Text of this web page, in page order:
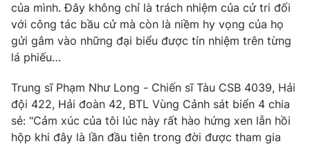
của mình. Đây không chỉ là trách nhiệm của cử tri đối
với công tác bầu cử mà còn là niềm hy vọng của họ
gửi gắm vào những đại biểu được tín nhiệm trên từng
lá phiếu…
Trung sĩ Phạm Như Long - Chiến sĩ Tàu CSB 4039, Hải
đội 422, Hải đoàn 42, BTL Vùng Cảnh sát biển 4 chia
sẻ: "Cảm xúc của tôi lúc này rất hào hứng xen lẫn hồi
hộp khi đây là lần đầu tiên trong đời được tham gia